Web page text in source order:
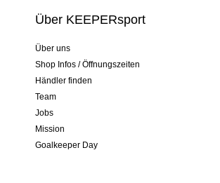
Über KEEPERsport
Über uns
Shop Infos / Öffnungszeiten
Händler finden
Team
Jobs
Mission
Goalkeeper Day